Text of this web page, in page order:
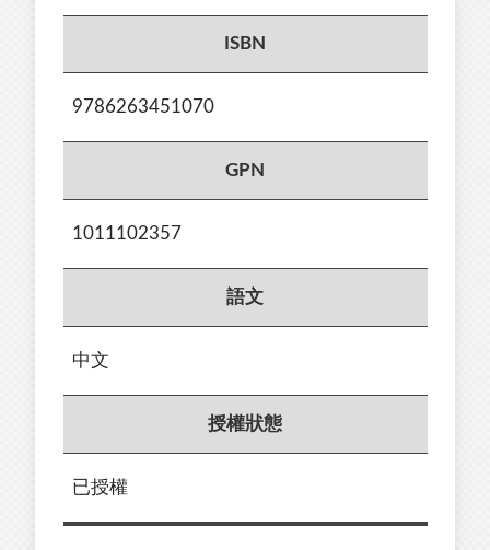
ISBN
9786263451070
GPN
1011102357
語文
中文
授權狀態
已授權